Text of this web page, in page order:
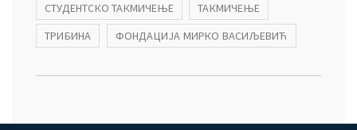
СТУДЕНТСКО ТАКМИЧЕЊЕ
ТАКМИЧЕЊЕ
ТРИБИНА
ФОНДАЦИЈА МИРКО ВАСИЉЕВИЋ